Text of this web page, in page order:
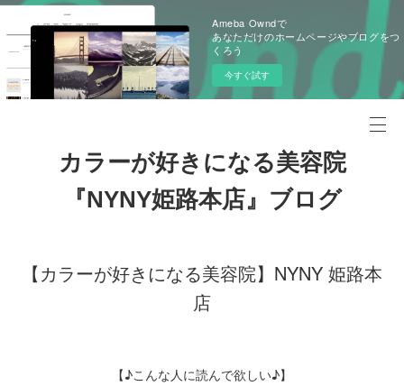
Ameba Owndで
あなただけのホームページやブログをつ
くろう
今すぐ試す
カラーが好きになる美容院
『NYNY姫路本店』ブログ
【カラーが好きになる美容院】NYNY 姫路本
店
【♪こんな人に読んで欲しい♪】